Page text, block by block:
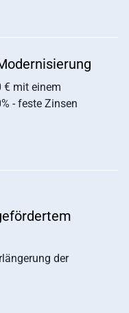
€ mit einem
- feste Zinsen
der